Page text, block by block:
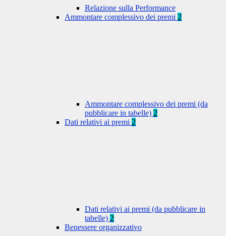
Relazione sulla Performance
Ammontare complessivo dei premi 2
Ammontare complessivo dei premi (da
pubblicare in tabelle) 2
Dati relativi ai premi 2
Dati relativi ai premi (da pubblicare in
tabelle) 2
Benessere organizzativo